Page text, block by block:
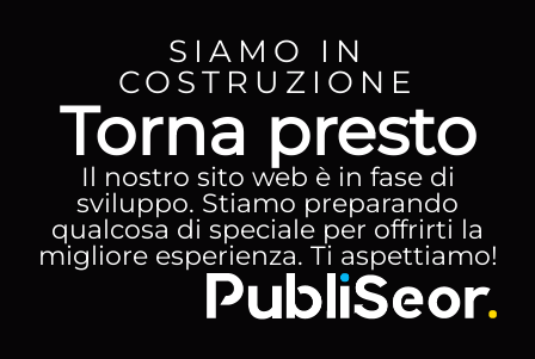
SIAMO IN
COSTRUZIONE
Torna presto
Il nostro sito web è in fase di
sviluppo. Stiamo preparando
qualcosa di speciale per offrirti la
migliore esperienza. Ti aspettiamo!